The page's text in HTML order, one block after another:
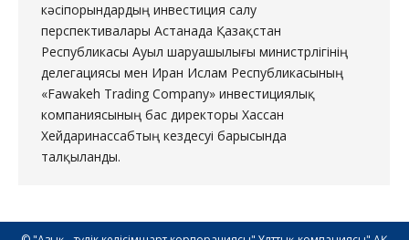
кәсіпорындардың инвестиция салу
перспективалары Астанада Қазақстан
Республикасы Ауыл шаруашылығы министрлігінің
делегациясы мен Иран Ислам Республикасының
«Fawakeh Trading Company» инвестициялық
компаниясының бас директоры Хассан
Хейдаринассабтың кездесуі барысында
талқыланды.